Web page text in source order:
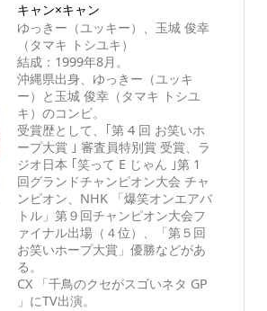
キャン×キャン
ゆっきー（ユッキー）、玉城 俊幸
（タマキ トシユキ）
結成：1999年8月。
沖縄県出身、ゆっきー（ユッキ
ー）と玉城 俊幸（タマキ トシユ
キ）のコンビ。
受賞歴として、｢第 4 回 お笑いホ
ープ大賞 ｣ 審査員特別賞 受賞、ラ
ジオ日本 ｢笑って E じゃん ｣第 1
回グランドチャンピオン大会 チャ
ンピオン、NHK 「爆笑オンエアバ
トル」第９回チャンピオン大会フ
ァイナル出場（４位）、「第５回
お笑いホープ大賞」優勝などがあ
る。
CX 「千鳥のクセがスゴいネタ GP
」にTV出演。